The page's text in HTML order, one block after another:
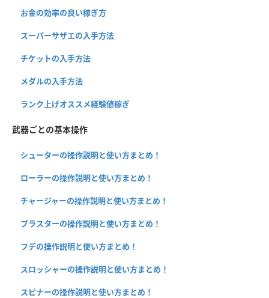
お金の効率の良い稼ぎ方
スーパーサザエの入手方法
チケットの入手方法
メダルの入手方法
ランク上げオススメ経験値稼ぎ
武器ごとの基本操作
シューターの操作説明と使い方まとめ！
ローラーの操作説明と使い方まとめ！
チャージャーの操作説明と使い方まとめ！
ブラスターの操作説明と使い方まとめ！
フデの操作説明と使い方まとめ！
スロッシャーの操作説明と使い方まとめ！
スピナーの操作説明と使い方まとめ！